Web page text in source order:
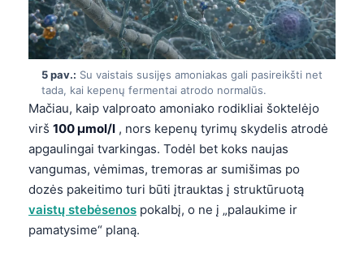
5 pav.: Su vaistais susijęs amoniakas gali pasireikšti net
tada, kai kepenų fermentai atrodo normalūs.
Mačiau, kaip valproato amoniako rodikliai šoktelėjo
virš 100 µmol/l , nors kepenų tyrimų skydelis atrodė
apgaulingai tvarkingas. Todėl bet koks naujas
vangumas, vėmimas, tremoras ar sumišimas po
dozės pakeitimo turi būti įtrauktas į struktūruotą
vaistų stebėsenos pokalbį, o ne į „palaukime ir
pamatysime“ planą.